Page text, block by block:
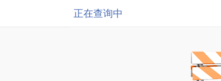
正在查询中